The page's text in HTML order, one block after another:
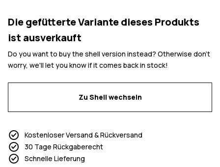
Die gefütterte Variante dieses Produkts
ist ausverkauft
Do you want to buy the shell version instead? Otherwise don't
worry, we'll let you know if it comes back in stock!
Zu Shell wechseln
Kostenloser Versand & Rückversand
30 Tage Rückgaberecht
Schnelle Lieferung